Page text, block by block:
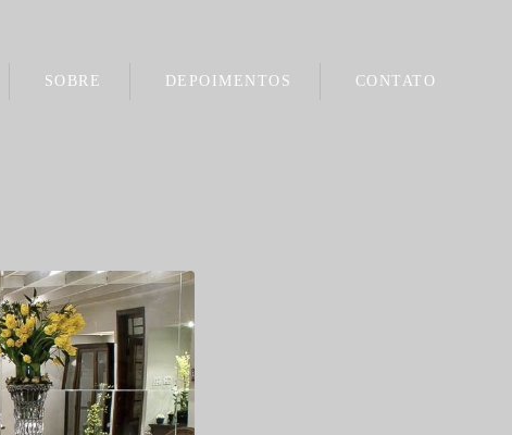
SOBRE DEPOIMENTOS CONTATO